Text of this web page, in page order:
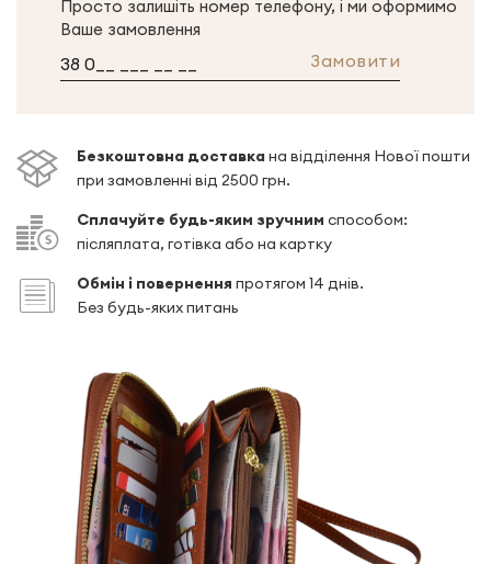
Просто залишіть номер телефону, і ми оформимо
Ваше замовлення
Замовити
Безкоштовна доставкана відділення Нової пошти
при замовленні від 2500 грн.
Сплачуйте будь-яким зручним способом:
післяплата, готівка або на картку
Обмін і повернення протягом 14 днів.
Без будь-яких питань